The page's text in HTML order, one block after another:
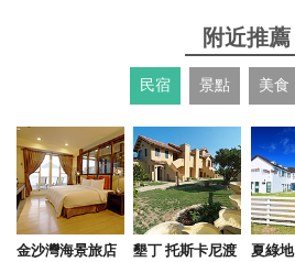
附近推薦
民宿 景點 美食
金沙灣海景旅店
墾丁 托斯卡尼渡
夏綠